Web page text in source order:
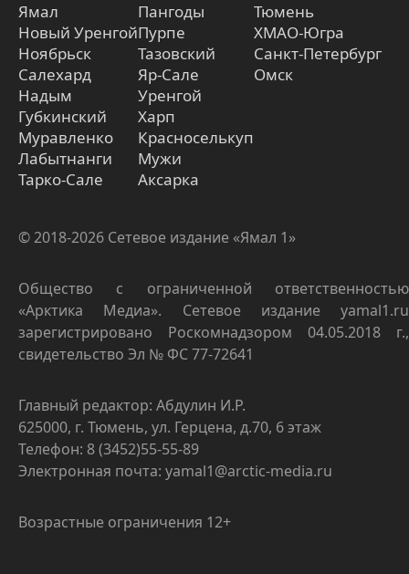
Ямал
Новый Уренгой
Ноябрьск
Салехард
Надым
Губкинский
Муравленко
Лабытнанги
Тарко-Сале
Пангоды
Пурпе
Тазовский
Яр-Сале
Уренгой
Харп
Красноселькуп
Мужи
Аксарка
Тюмень
ХМАО-Югра
Санкт-Петербург
Омск
© 2018-2026 Сетевое издание «Ямал 1»
Общество с ограниченной ответственностью
«Арктика Медиа». Сетевое издание yamal1.ru
зарегистрировано Роскомнадзором 04.05.2018 г.,
свидетельство Эл № ФС 77-72641
Главный редактор: Абдулин И.Р.
625000, г. Тюмень, ул. Герцена, д.70, 6 этаж
Телефон: 8 (3452)55-55-89
Электронная почта: yamal1@arctic-media.ru
Возрастные ограничения 12+